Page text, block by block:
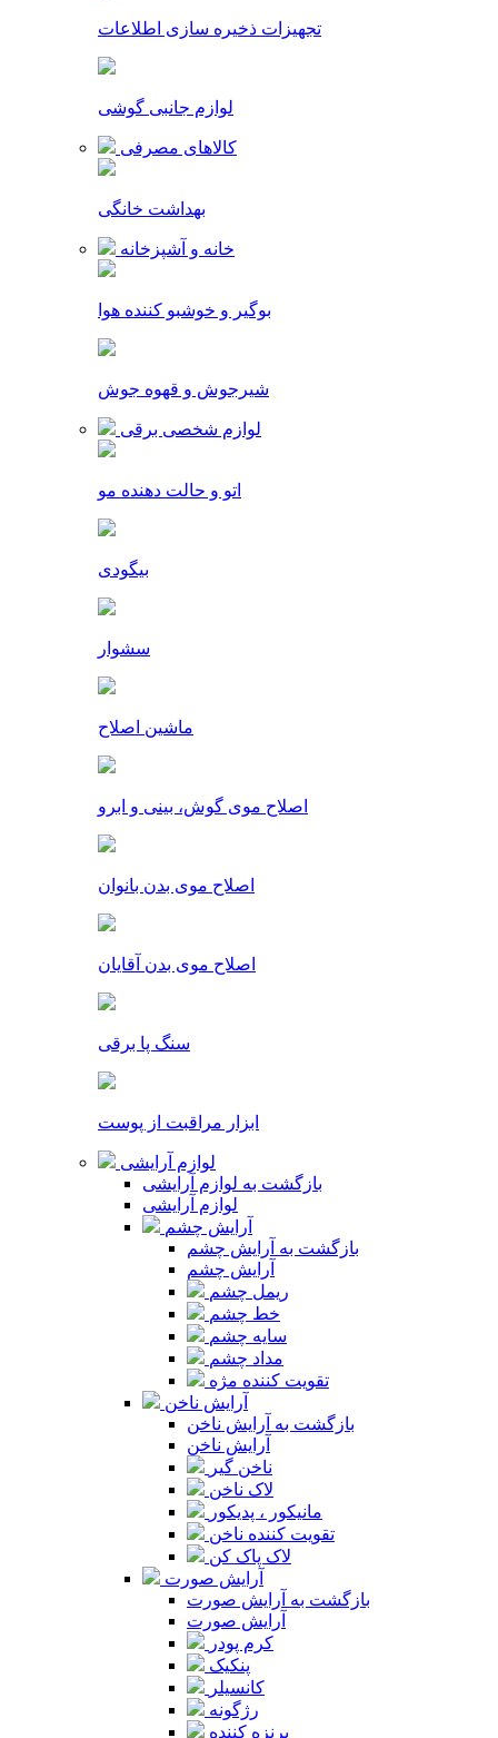
تجهیزات ذخیره سازی اطلاعات
لوازم جانبی گوشی
کالاهای مصرفی
بهداشت خانگی
خانه و آشپزخانه
بوگیر و خوشبو کننده هوا
شیرجوش و قهوه جوش
لوازم شخصی برقی
اتو و حالت دهنده مو
بیگودی
سشوار
ماشین اصلاح
اصلاح موی گوش، بینی و ابرو
اصلاح موی بدن بانوان
اصلاح موی بدن آقایان
سنگ پا برقی
ابزار مراقبت از پوست
لوازم آرایشی
بازگشت به لوازم آرایشی
لوازم آرایشی
آرایش چشم
بازگشت به آرایش چشم
آرایش چشم
ریمل چشم
خط چشم
سایه چشم
مداد چشم
تقویت کننده مژه
آرایش ناخن
بازگشت به آرایش ناخن
آرایش ناخن
ناخن گیر
لاک ناخن
مانیکور ، پدیکور
تقویت کننده ناخن
لاک پاک کن
آرایش صورت
بازگشت به آرایش صورت
آرایش صورت
کرم پودر
پنکیک
کانسیلر
رژگونه
برنزه کننده